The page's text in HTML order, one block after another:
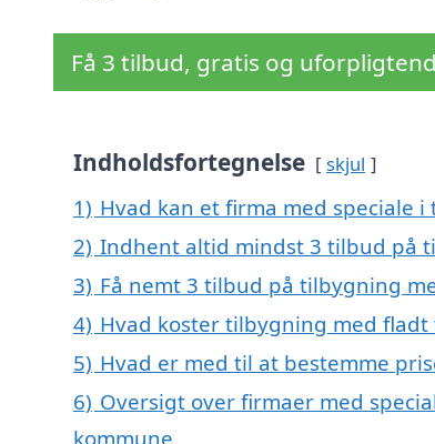
Få 3 tilbud, gratis og
Indholdsfortegnelse skjul
1) Hvad kan et firma med speciale
2) Indhent altid mindst 3 tilbud på
3) Få nemt 3 tilbud på tilbygning
4) Hvad koster tilbygning med fladt
5) Hvad er med til at bestemme
6) Oversigt over firmaer med
kommune